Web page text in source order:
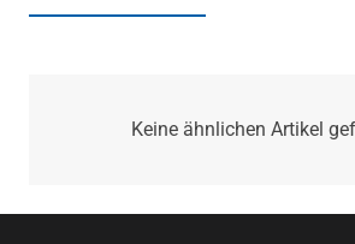
Keine ähnlichen Artikel